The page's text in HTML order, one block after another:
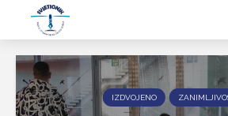
IZDVOJENO